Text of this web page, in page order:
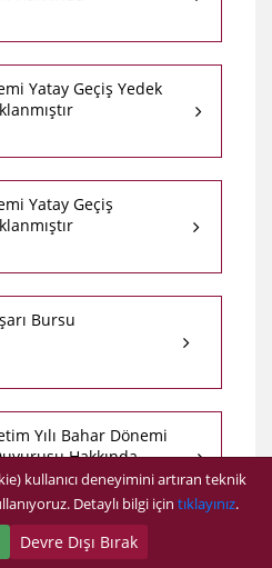
Yatay Geçiş Yedek
Yatay Geçiş
Bursu
Yılı Bahar Dönemi
Hakkında...
Kayıt İşlemleri
kullanıcı deneyimini artıran teknik
Detaylı bilgi için tıklayınız.
Devre Dışı Bırak